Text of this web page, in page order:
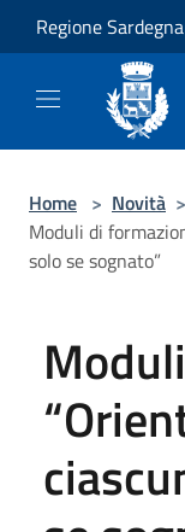
Salta al contenuto
Regione Sardegna
Home > Novità >
Moduli di
solo se sognato”